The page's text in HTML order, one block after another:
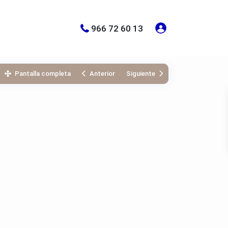
966 72 60 13
Pantalla completa Anterior Siguiente